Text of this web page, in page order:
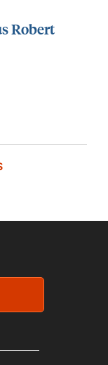
Robert